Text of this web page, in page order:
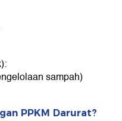
sampah)
PPKM Darurat?